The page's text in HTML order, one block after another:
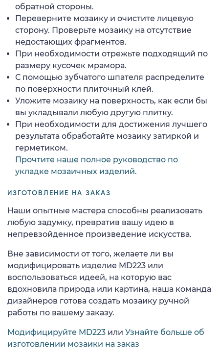
обратной стороны.
Переверните мозаику и очистите лицевую
сторону. Проверьте мозаику на отсутствие
недостающих фрагментов.
При необходимости отрежьте подходящий по
размеру кусочек мрамора.
С помощью зубчатого шпателя распределите
по поверхности плиточный клей.
Уложите мозаику на поверхность, как если бы
вы укладывали любую другую плитку.
При необходимости для достижения лучшего
результата обработайте мозаику затиркой и
герметиком.
Прочтите наше полное руководство по
укладке мозаичных изделий.
ИЗГОТОВЛЕНИЕ НА ЗАКАЗ
Наши опытные мастера способны реализовать
любую задумку, превратив вашу идею в
непревзойденное произведение искусства.
Вне зависимости от того, желаете ли вы
модифицировать изделие MD223 или
воспользоваться идеей, на которую вас
вдохновила природа или картина, наша команда
дизайнеров готова создать мозаику ручной
работы по вашему заказу.
Модифицируйте MD223 или Узнайте больше об
изготовлении мозаики на заказ